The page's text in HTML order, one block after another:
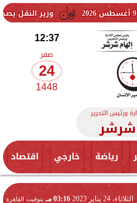
وزير النقل يصدر قرارًا
12:37
صفر
24
1448
ورئيس التحرير
شرشر
رياضة خارجي اقتصاد
الثلاثاء، 24 يناير 2023 03:16 مـ بتوقيت القاهرة